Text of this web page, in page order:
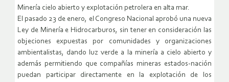
Minería cielo abierto y explotación petrolera en alta mar.
El pasado 23 de enero, el Congreso Nacional aprobó una nueva
Ley de Minería e Hidrocarburos, sin tener en consideración las
objeciones expuestas por comunidades y organizaciones
ambientalistas, dando luz verde a la minería a cielo abierto y
además permitiendo que compañías mineras estados-nación
puedan participar directamente en la explotación de los